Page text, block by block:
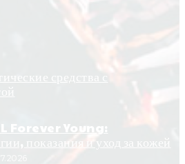
средства с
Forever Young:
показания и уход за кожей